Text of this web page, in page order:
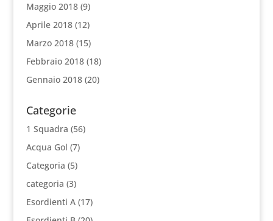
Maggio 2018(9)
Aprile 2018(12)
Marzo 2018(15)
Febbraio 2018(18)
Gennaio 2018(20)
Categorie
1 Squadra (56)
Acqua Gol (7)
Categoria (5)
categoria (3)
Esordienti A(17)